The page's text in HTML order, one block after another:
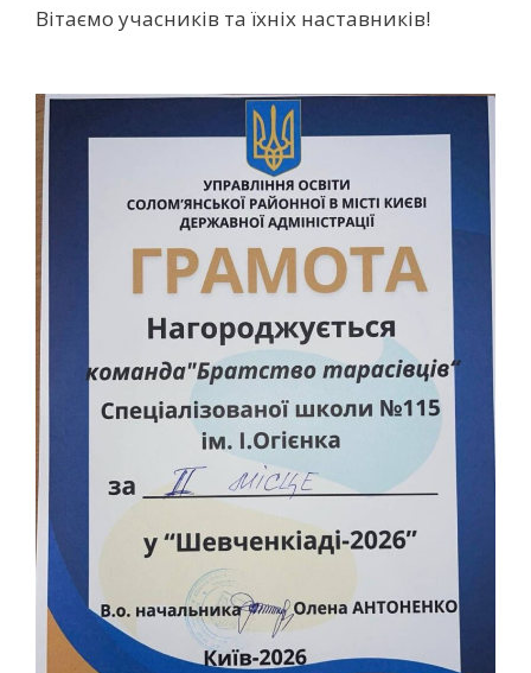
Вітаємо учасників та їхніх наставників!